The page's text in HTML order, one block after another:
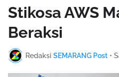
Stikosa AWS
Beraksi
Redaksi SEMARANG Post •